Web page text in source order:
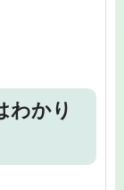
わかり